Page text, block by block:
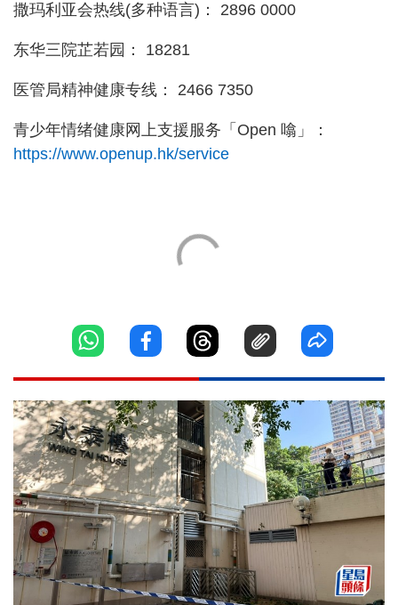
撒玛利亚会热线(多种语言)： 2896 0000
东华三院芷若园： 18281
医管局精神健康专线： 2466 7350
青少年情绪健康网上支援服务「Open 噏」：
https://www.openup.hk/service